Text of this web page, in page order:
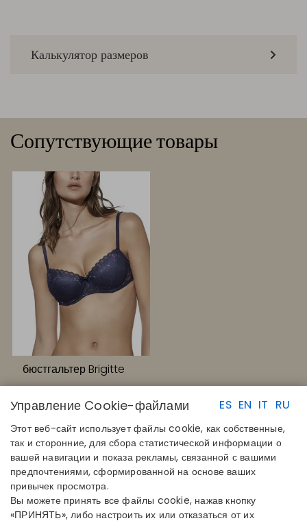
Калькулятор размеров
Сопутствующие товары
бюстгальтер Brigitte
ES EN IT RU
Управление Cookie-файлами
Этот веб-сайт использует файлы cookie, как собственные,
так и сторонние, для сбора статистической информации о
вашей навигации и показа рекламы, связанной с вашими
предпочтениями, сформированной на основе ваших
привычек просмотра.
Вы можете принять все файлы cookie, нажав кнопку
«ПРИНЯТЬ», либо настроить их или отказаться от их
БЫСТРЫЕ ССЫЛКИ
Определите свой размер
Найдите свой магазин
Присоединяйтесь к каталогу
КОНТАКТЫ
+34 948 14 58 90
disintex@disintex.es